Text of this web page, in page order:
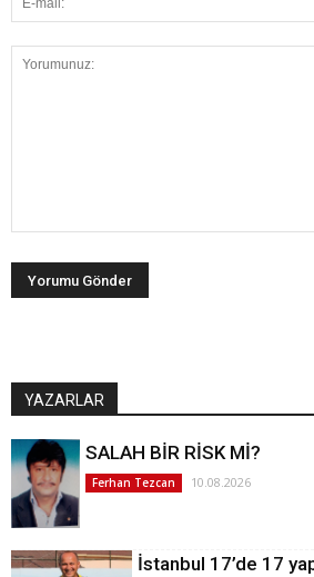
YAZARLAR
SALAH BİR RİSK Mİ?
Ferhan Tezcan 10.08.2026
İstanbul 17’de 17